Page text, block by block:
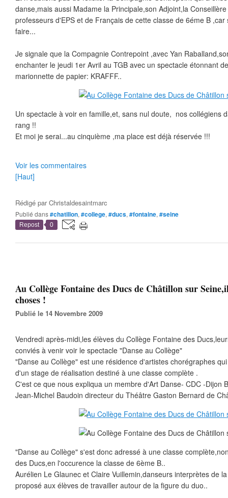
danse,mais aussi Madame la Principale,son Adjoint,la
professeurs d'EPS et de Français de cette classe de 6éme B
faire...
Je signale que la Compagnie Contrepoint ,avec Yan
enchanter le jeudi 1er Avril au TGB avec un spectacle étonnant
marionnette de papier: KRAFFF..
Un spectacle à voir en famille,et, sans nul doute, nos collégiens
rang !!
Et moi je serai...au cinquième ,ma place est déjà réservée !!!
Voir les commentaires
[Haut]
Rédigé parChristaldesaintmarc
Publié dans#chatillon, #college, #ducs, #fontaine, #seine
Repost 0
Au Collège Fontaine des Ducs de Châtillon sur
choses !
Publié le 14 Novembre 2009
Vendredi après-midi,les élèves du Collège Fontaine des
conviés à venir voir le spectacle "Danse au Collège"
"Danse au Collège" est une résidence d'artistes chorégraphes
d'un stage de réalisation destiné à une classe complète .
C'est ce que nous expliqua un membre d'Art Danse- CDC -Dijon
Jean-Michel Baudoin directeur du Théâtre Gaston Bernard de
"Danse au Collège" s'est donc adressé à une classe
des Ducs,en l'occurence la classe de 6ème B..
Aurélien Le Glaunec et Claire Vuillemin,danseurs interprètes de
proposé aux élèves de travailler autour de la figure du duo..